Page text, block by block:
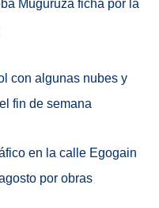
Muguruza ficha por la
con algunas nubes y
fin de semana
en la calle Egogain
por obras